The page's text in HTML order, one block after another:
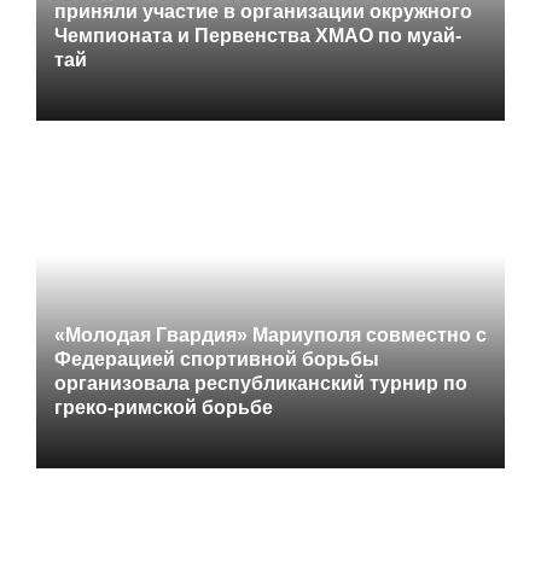
приняли участие в организации окружного
Чемпионата и Первенства ХМАО по муай-
тай
«Молодая Гвардия» Мариуполя совместно с
Федерацией спортивной борьбы
организовала республиканский турнир по
греко-римской борьбе